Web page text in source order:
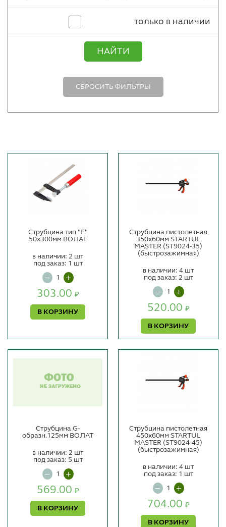
только в наличии
НАЙТИ
СБРОСИТЬ ФИЛЬТРЫ
Струбцина тип "F"
50х300мм ВОЛАТ
303.00 ₽
В КОРЗИНУ
в наличии: 2 шт
под заказ: 1 шт
Струбцина пистолетная
350х60мм STARTUL
MASTER (ST9024-35)
(быстрозажимная)
520.00 ₽
В КОРЗИНУ
в наличии: 4 шт
под заказ: 2 шт
Струбцина G-
образн.125мм ВОЛАТ
569.00 ₽
В КОРЗИНУ
в наличии: 2 шт
под заказ: 5 шт
Струбцина пистолетная
450х60мм STARTUL
MASTER (ST9024-45)
(быстрозажимная)
704.00 ₽
В КОРЗИНУ
в наличии: 4 шт
под заказ: 1 шт